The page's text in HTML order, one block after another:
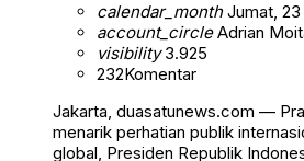
calendar_monthJumat, 23
account_circleAdrian
visibility3.925
232Komentar
Jakarta, duasatunews.com —
menarik perhatian publik
global, Presiden Republik